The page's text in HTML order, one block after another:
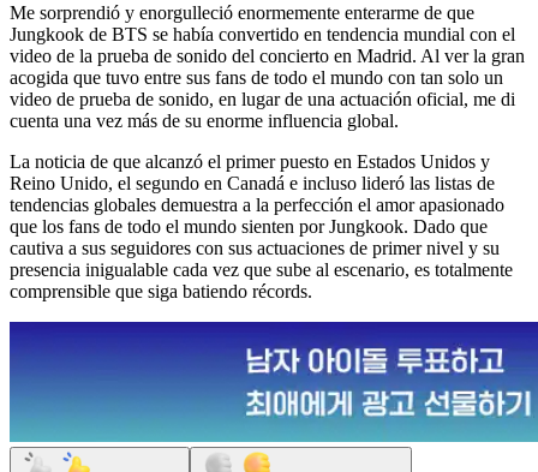
Me sorprendió y enorgulleció enormemente enterarme de que
Jungkook de BTS se había convertido en tendencia mundial con el
video de la prueba de sonido del concierto en Madrid. Al ver la gran
acogida que tuvo entre sus fans de todo el mundo con tan solo un
video de prueba de sonido, en lugar de una actuación oficial, me di
cuenta una vez más de su enorme influencia global.
La noticia de que alcanzó el primer puesto en Estados Unidos y
Reino Unido, el segundo en Canadá e incluso lideró las listas de
tendencias globales demuestra a la perfección el amor apasionado
que los fans de todo el mundo sienten por Jungkook. Dado que
cautiva a sus seguidores con sus actuaciones de primer nivel y su
presencia inigualable cada vez que sube al escenario, es totalmente
comprensible que siga batiendo récords.